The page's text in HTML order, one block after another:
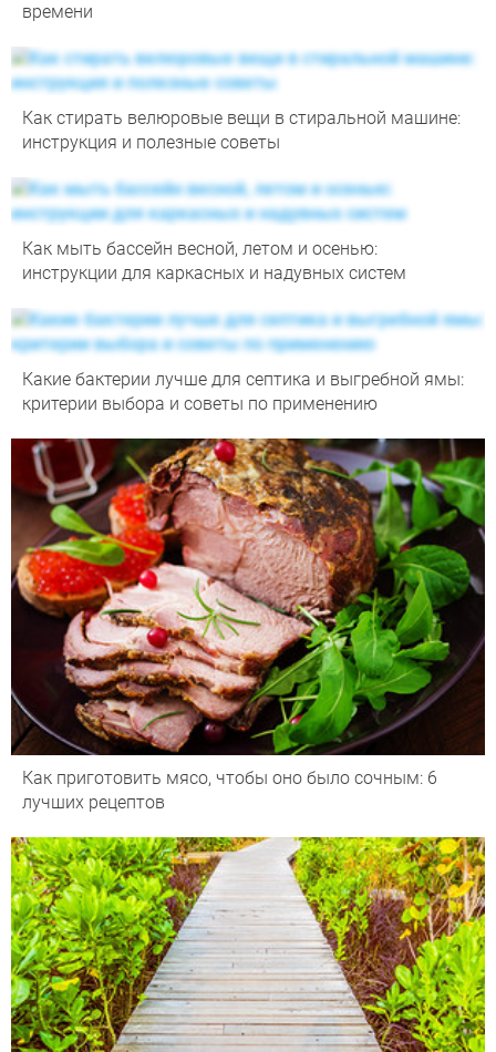
времени
Как стирать велюровые вещи в стиральной машине:
инструкция и полезные советы
Как мыть бассейн весной, летом и осенью:
инструкции для каркасных и надувных систем
Какие бактерии лучше для септика и выгребной ямы:
критерии выбора и советы по применению
Как приготовить мясо, чтобы оно было сочным: 6
лучших рецептов